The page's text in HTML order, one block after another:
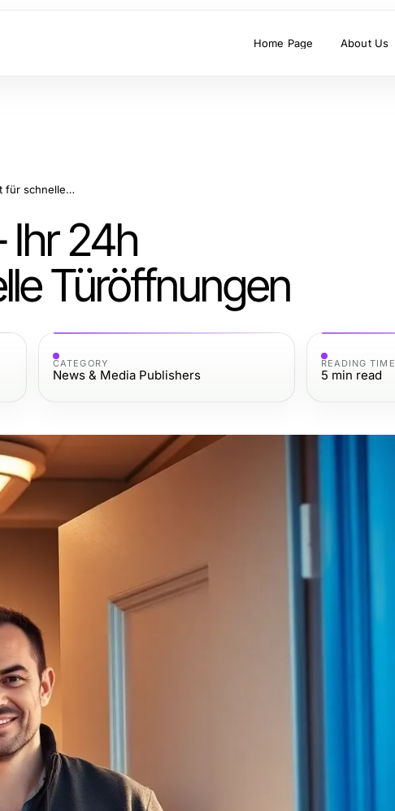
Home Page About Us
Schlüsseldienst Heidelberg – Ihr 24h Schlüsselnotdienst für schnelle Türöffnungen
Ihr 24h
Türöffnungen
CATEGORY
News & Media Publishers
READING TIME
5 min read